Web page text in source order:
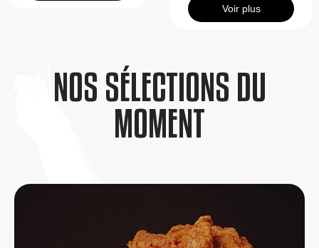
Voir plus
NOS SÉLECTIONS DU
MOMENT